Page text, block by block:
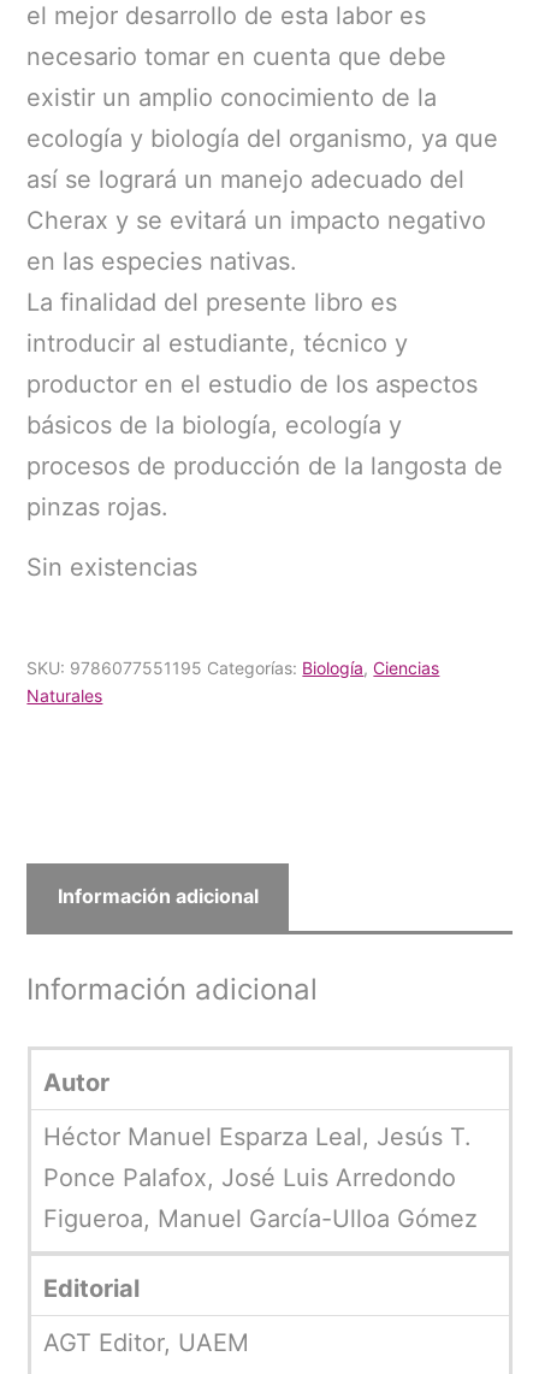
el mejor desarrollo de esta labor es
necesario tomar en cuenta que debe
existir un amplio conocimiento de la
ecología y biología del organismo, ya que
así se logrará un manejo adecuado del
Cherax y se evitará un impacto negativo
en las especies nativas.
La finalidad del presente libro es
introducir al estudiante, técnico y
productor en el estudio de los aspectos
básicos de la biología, ecología y
procesos de producción de la langosta de
pinzas rojas.
Sin existencias
SKU: 9786077551195 Categorías: Biología,Ciencias
Naturales
Información adicional
Información adicional
Autor
Héctor Manuel Esparza Leal, Jesús T.
Ponce Palafox, José Luis Arredondo
Figueroa, Manuel García-Ulloa Gómez
Editorial
AGT Editor, UAEM